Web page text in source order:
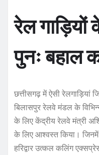
रेल
पुनः बहाल
छत्तीसगढ़ में ऐसी रेलगाड़ियां
बिलासपुर रेलवे मंडल के
के लिए केंद्रीय रेलवे मंत्री
के लिए आश्वस्त किया।
हरिद्वार उत्कल कलिंग